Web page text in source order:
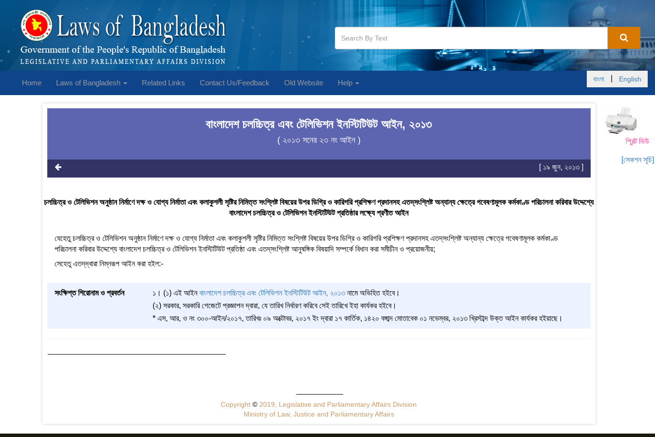
Home Laws of Bangladesh Related Links Contact Us/Feedback Old Website Help বাংলা English
প্রিন্ট ভিউ
[সেকশন সূচি]
বাংলাদেশ চলচ্চিত্র এবং টেলিভিশন ইনস্টিটিউট আইন, ২০১৩
( ২০১৩ সনের ২৩ নং আইন )
[ ১৯ জুন, ২০১৩ ]
চলচ্চিত্র ও টেলিভিশন অনুষ্ঠান নির্মাণে দক্ষ ও যোগ্য নির্মাতা এবং কলাকুশলী সৃষ্টির নিমিত্ত সংশ্লিষ্ট বিষয়ের উপর ডিগ্রি ও কারিগরি প্রশিক্ষণ প্রদানসহ এতদ্‌সংশ্লিষ্ট অন্যান্য ক্ষেত্রে গবেষণামূলক কর্মকাণ্ড পরিচালনা করিবার উদ্দেশ্যে
বাংলাদেশ চলচ্চিত্র ও টেলিভিশন ইনস্টিটিউট প্রতিষ্ঠার লক্ষ্যে প্রণীত আইন
যেহেতু চলচ্চিত্র ও টেলিভিশন অনুষ্ঠান নির্মাণে দক্ষ ও যোগ্য নির্মাতা এবং কলাকুশলী সৃষ্টির নিমিত্ত সংশ্লিষ্ট বিষয়ের উপর ডিগ্রি ও কারিগরি প্রশিক্ষণ প্রদানসহ এতদ্‌সংশ্লিষ্ট অন্যান্য ক্ষেত্রে গবেষণামূলক কর্মকাণ্ড
পরিচালনা করিবার উদ্দেশ্যে বাংলাদেশ চলচ্চিত্র ও টেলিভিশন ইনস্টিটিউট প্রতিষ্ঠা এবং এতদ্‌সংশ্লিষ্ট আনুষঙ্গিক বিষয়াদি সম্পর্কে বিধান করা সমীচীন ও প্রয়োজনীয়;
সেহেতু এতদ্‌দ্বারা নিম্নরূপ আইন করা হইল:-
সংক্ষিপ্ত শিরোনাম ও প্রবর্তন ১। (১) এই আইনবাংলাদেশ চলচ্চিত্র এবং টেলিভিশন ইনস্টিটিউট আইন, ২০১৩নামে অভিহিত হইবে।
(২) সরকার, সরকারি গেজেটে প্রজ্ঞাপন দ্বারা, যে তারিখ নির্ধারণ করিবে সেই তারিখে ইহা কার্যকর হইবে।
* এস, আর, ও নং ৩০০-আইন/২০১৭, তারিখঃ ০৯ অক্টোবর, ২০১৭ ইং দ্বারা ১৭ কার্তিক, ১৪২০ বঙ্গাব্দ মোতাবেক ০১ নভেম্বর, ২০১৩ খ্রিস্টাব্দ উক্ত আইন কার্যকর হইয়াছে।
Copyright© 2019, Legislative and Parliamentary Affairs Division
Ministry of Law, Justice and Parliamentary Affairs